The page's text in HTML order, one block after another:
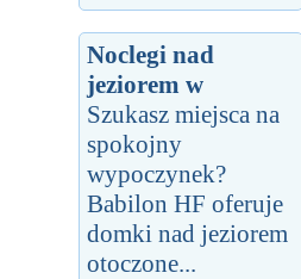
Noclegi nad
jeziorem w
Szukasz miejsca na
spokojny
wypoczynek?
Babilon HF oferuje
domki nad jeziorem
otoczone...